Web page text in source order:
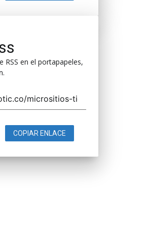
RSS en el portapapeles,
COPIAR ENLACE